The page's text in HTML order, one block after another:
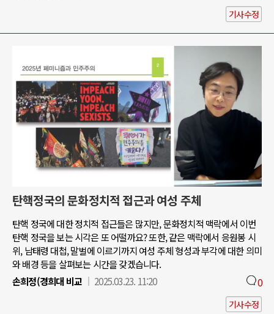
기사수정
탄핵정국의 문화정치적 접근과 여성 주체
탄핵 정국에 대한 정치적 접근들은 많지만, 문화정치적 맥락에서 이번
탄핵 정국을 보는 시각은 또 어떨까요? 또한, 같은 맥락에서 응원봉 시
위, 남태령 대첩, 말벌에 이르기까지 여성 주체 형성과 부각에 대한 의미
와 배경 등을 살펴보는 시간을 갖겠습니다.
손희정(경희대 비교
2025.03.23. 11:20 0
기사수정